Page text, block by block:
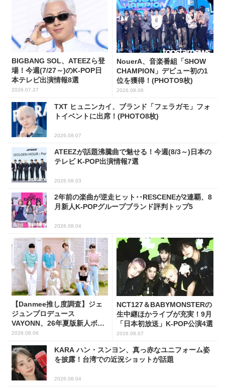
BIGBANG SOL、ATEEZら登
場！今週(7/27～)のK-POP日
本テレビ出演情報8選
2026.07.27
NouerA、音楽番組「SHOW
CHAMPION」デビュー初の1
位を獲得！(PHOTO9枚)
2026.08.06
TXT ヒュニンカイ、ブランド「フェラガモ」フォ
トイベントに出席！(PHOTO8枚)
2026.08.07
ATEEZが話題沸騰曲で魅せる！今週(8/3～)日本の
テレビ K-POP出演情報7選
2026.08.03
2年前の楽曲が逆走ヒット･･RESCENEが2連覇、8
月新人K-POPグループブランド評判トップ5
2026.08.04
【Danmee推し度調査】ジェ
ジュンプロデュース
VAYONN、26年夏版新人ボー
イズグループ人気No.1に
2026.08.06
NCT127＆BABYMONSTERの
生中継ほかライブが充実！9月
「日本初放送」K-POP公演4選
2026.08.07
KARA ハン・スンヨン、真っ赤なユニフォーム姿
を披露！台湾での近況ショットが話題
2026.08.04